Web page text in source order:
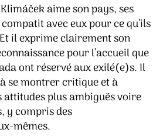
aime son pays, ses
avec eux pour ce qu’ils
il exprime clairement son
pour l’accueil que
ont réservé aux exilé(e)s. Il
se montrer critique et à
plus ambiguës voire
y compris des
mêmes.